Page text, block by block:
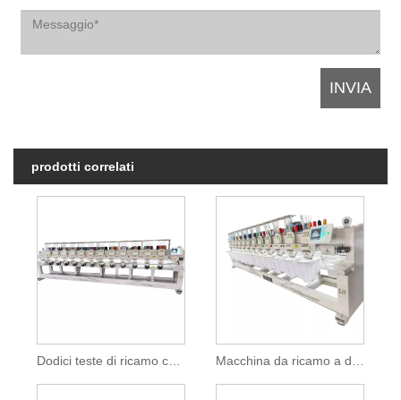
prodotti correlati
Dodici teste di ricamo con dispositivo speciale